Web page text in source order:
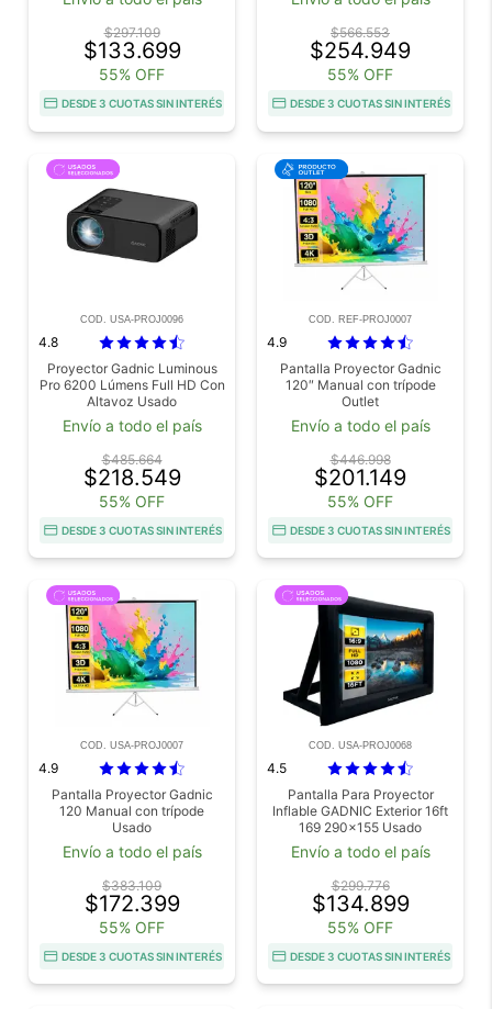
$297.109
$133.699
55% OFF
DESDE 3 CUOTAS SIN INTERÉS
$566.553
$254.949
55% OFF
DESDE 3 CUOTAS SIN INTERÉS
COD. USA-PROJ0096
4.8
Proyector Gadnic Luminous
Pro 6200 Lúmens Full HD Con
Altavoz Usado
Envío a todo el país
$485.664
$218.549
55% OFF
DESDE 3 CUOTAS SIN INTERÉS
COD. REF-PROJ0007
4.9
Pantalla Proyector Gadnic
120″ Manual con trípode
Outlet
Envío a todo el país
$446.998
$201.149
55% OFF
DESDE 3 CUOTAS SIN INTERÉS
COD. USA-PROJ0007
4.9
Pantalla Proyector Gadnic
120 Manual con trípode
Usado
Envío a todo el país
$383.109
$172.399
55% OFF
DESDE 3 CUOTAS SIN INTERÉS
COD. USA-PROJ0068
4.5
Pantalla Para Proyector
Inflable GADNIC Exterior 16ft
169 290x155 Usado
Envío a todo el país
$299.776
$134.899
55% OFF
DESDE 3 CUOTAS SIN INTERÉS